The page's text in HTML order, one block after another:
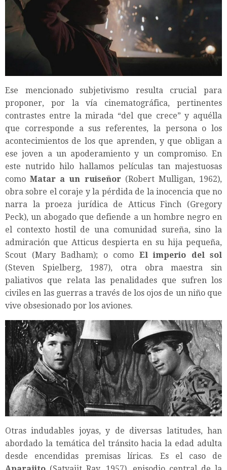
Ese mencionado subjetivismo resulta crucial para
proponer, por la vía cinematográfica, pertinentes
contrastes entre la mirada “del que crece” y aquélla
que corresponde a sus referentes, la persona o los
acontecimientos de los que aprenden, y que obligan a
ese joven a un apoderamiento y un compromiso. En
este nutrido hilo hallamos películas tan majestuosas
comoMatar a un ruiseñor (Robert Mulligan, 1962),
obra sobre el coraje y la pérdida de la inocencia que no
narra la proeza jurídica de Atticus Finch (Gregory
Peck), un abogado que defiende a un hombre negro en
el contexto hostil de una comunidad sureña, sino la
admiración que Atticus despierta en su hija pequeña,
Scout (Mary Badham); o como El imperio del sol
(Steven Spielberg, 1987), otra obra maestra sin
paliativos que relata las penalidades que sufren los
civiles en las guerras a través de los ojos de un niño que
vive obsesionado por los aviones.
Otras indudables joyas, y de diversas latitudes, han
abordado la temática del tránsito hacia la edad adulta
desde encendidas premisas líricas. Es el caso de